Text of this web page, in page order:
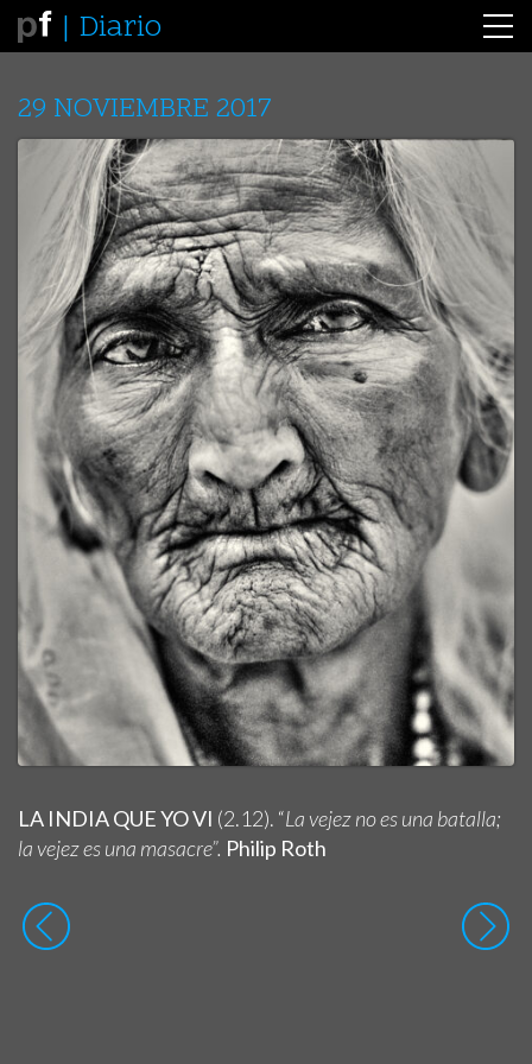
Diario
29 NOVIEMBRE 2017
LA INDIA QUE YO VI (2.12). “La vejez no es una batalla;
la vejez es una masacre”. Philip Roth